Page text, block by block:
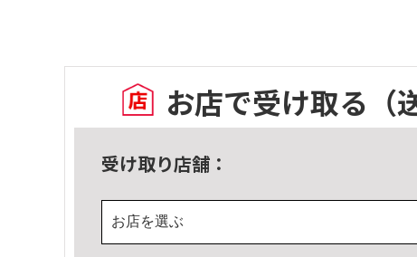
お店で受け取る
受け取り店舗：
お店を選ぶ